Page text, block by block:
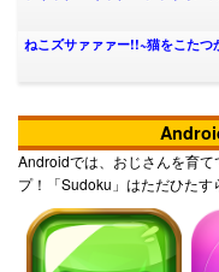
ねこズサァァァー!!~猫をこたつ
Androidでは、おじさんを育
プ！「Sudoku」はただひたす